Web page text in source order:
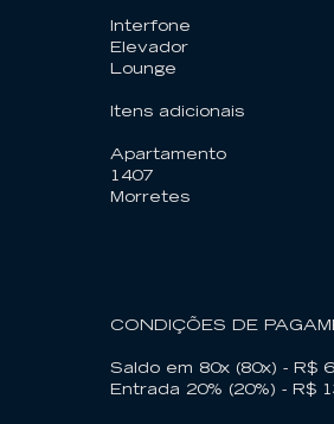
Interfone
Elevador
Lounge
Itens adicionais
Apartamento
1407
Morretes
CONDIÇÕES DE
Saldo em 80x (80x) - R$
Entrada 20% (20%) - R$